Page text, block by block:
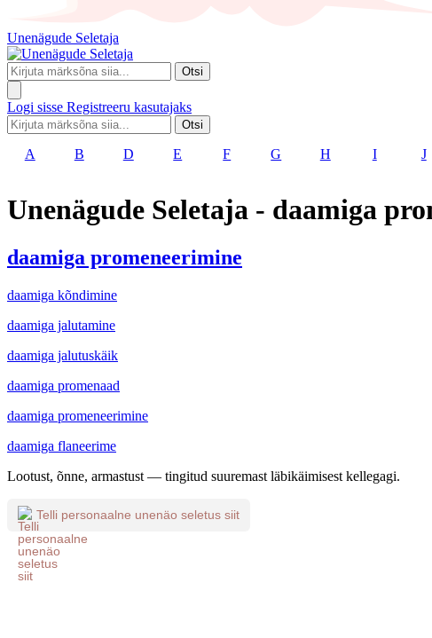
Unenägude Seletaja
Otsi
Logi sisse Registreeru kasutajaks
Otsi
A B D E F G H I J
Unenägude Seletaja - daamiga
daamiga promeneerimine
daamiga kõndimine
daamiga jalutamine
daamiga jalutuskäik
daamiga promenaad
daamiga promeneerimine
daamiga flaneerime
Lootust, õnne, armastust — tingitud suuremast läbikäimisest kellegagi.
Telli personaalne unenäo seletus siit